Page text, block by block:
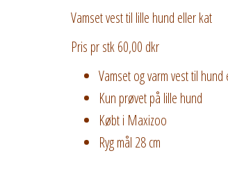
Vamset vest til lille hund eller kat
Pris pr stk 60,00 dkr
Vamset og varm vest til hund
Kun prøvet på lille hund
Købt i Maxizoo
Ryg mål 28 cm